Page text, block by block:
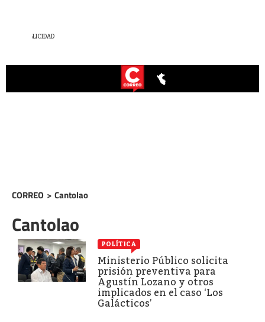
CORREO > Cantolao
Cantolao
POLÍTICA
Ministerio Público solicita
prisión preventiva para
Agustín Lozano y otros
implicados en el caso ‘Los
Galácticos’